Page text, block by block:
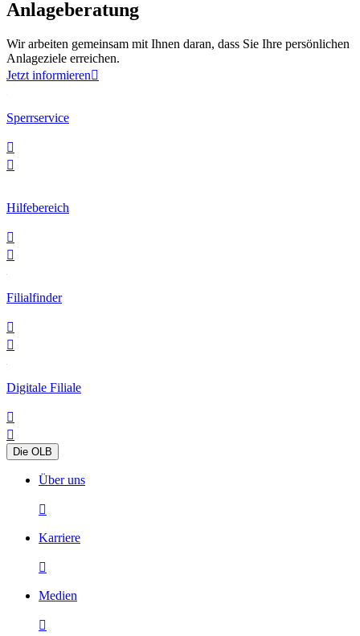
Anlageberatung
Wir arbeiten gemeinsam mit Ihnen daran, dass Sie Ihre persönlichen
Anlageziele erreichen.
Jetzt informieren
Sperrservice


Hilfebereich


Filialfinder


Digitale Filiale


Die OLB
Über uns

Karriere

Medien
